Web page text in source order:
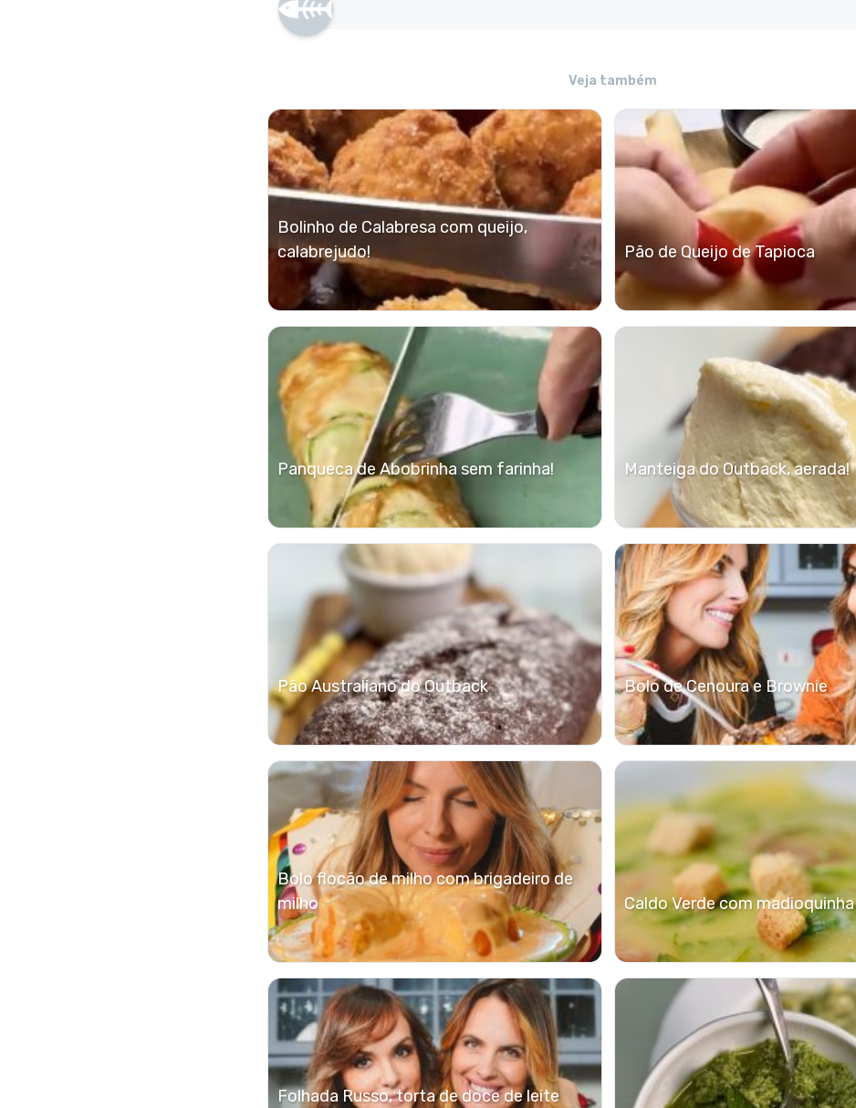
Veja também
Bolinho de Calabresa com queijo,
calabrejudo!
Pão de Queijo de Tapioca
Panqueca de Abobrinha sem farinha! Manteiga do Outback, aerada!
Pão Australiano do Outback Bolo de Cenoura e Brownie
Bolo flocão de milho com brigadeiro de
milho
Caldo Verde com madioquinha
Folhada Russo, torta de doce de leite